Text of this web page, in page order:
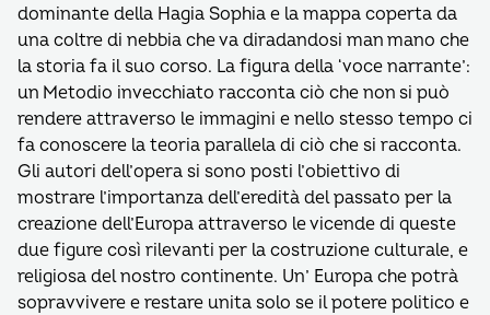
dominante della Hagia Sophia e la mappa coperta da
una coltre di nebbia che va diradandosi man mano che
la storia fa il suo corso. La figura della ‘voce narrante’:
un Metodio invecchiato racconta ciò che non si può
rendere attraverso le immagini e nello stesso tempo ci
fa conoscere la teoria parallela di ciò che si racconta.
Gli autori dell’opera si sono posti l’obiettivo di
mostrare l’importanza dell’eredità del passato per la
creazione dell’Europa attraverso le vicende di queste
due figure così rilevanti per la costruzione culturale, e
religiosa del nostro continente. Un’ Europa che potrà
sopravvivere e restare unita solo se il potere politico e